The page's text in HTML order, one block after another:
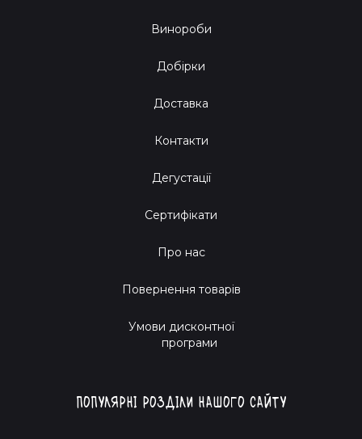
Винороби
Добірки
Доставка
Контакти
Дегустації
Сертифікати
Про нас
Повернення товарів
Умови дисконтної
програми
Популярні розділи нашого сайту